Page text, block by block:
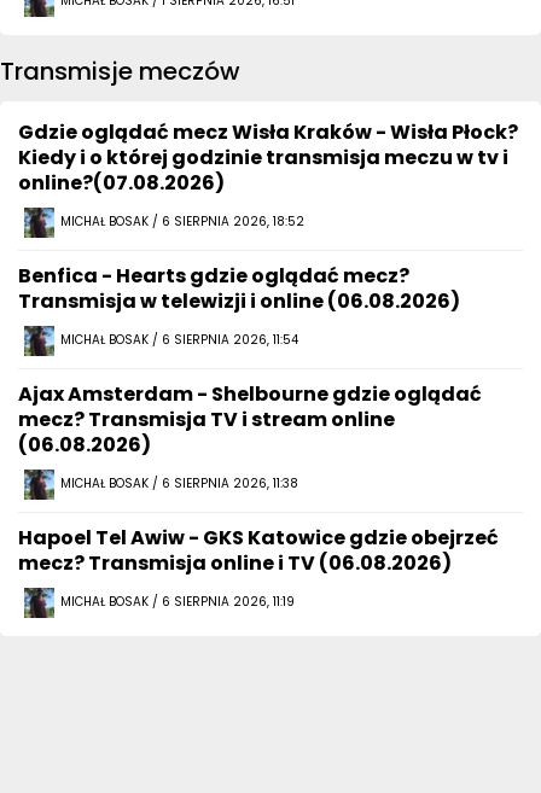
Transmisje meczów
Gdzie oglądać mecz Wisła Kraków - Wisła Płock?
Kiedy i o której godzinie transmisja meczu w tv i
online?(07.08.2026)
MICHAŁ BOSAK / 6 SIERPNIA 2026, 18:52
Benfica - Hearts gdzie oglądać mecz?
Transmisja w telewizji i online (06.08.2026)
MICHAŁ BOSAK / 6 SIERPNIA 2026, 11:54
Ajax Amsterdam - Shelbourne gdzie oglądać
mecz? Transmisja TV i stream online
(06.08.2026)
MICHAŁ BOSAK / 6 SIERPNIA 2026, 11:38
Hapoel Tel Awiw - GKS Katowice gdzie obejrzeć
mecz? Transmisja online i TV (06.08.2026)
MICHAŁ BOSAK / 6 SIERPNIA 2026, 11:19